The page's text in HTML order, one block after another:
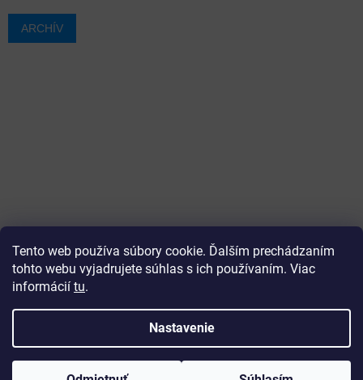
Tento web používa súbory cookie. Ďalším prechádzaním
tohto webu vyjadrujete súhlas s ich používaním. Viac
informácií tu.
Nastavenie
ARCHÍV
. Všetky práva vyhradené.